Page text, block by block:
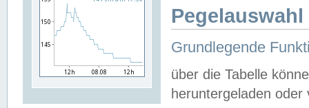
Grundlegende
über die Tabelle
heruntergeladen oder